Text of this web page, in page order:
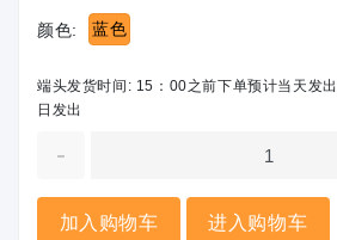
颜色: 蓝色
端头发货时间: 15：00之前下单预计当天发
日发出
-
加入购物车 进入购物车